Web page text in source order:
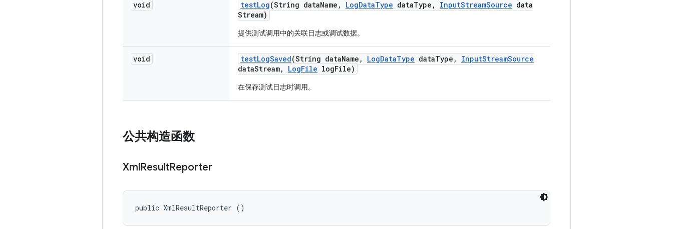
void testLog(String dataName , LogDataType dataType , InputStreamSource data
Stream)
提供测试调用中的关联日志或调试数据。
void testLogSaved(String dataName , LogDataType dataType , InputStreamSource
dataStream, LogFile logFile)
在保存测试日志时调用。
公共构造函数
XmlResultReporter
public XmlResultReporter ()